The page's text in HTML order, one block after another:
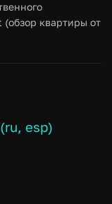
(обзор квартиры от
esp)